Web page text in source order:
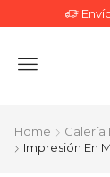
Menu
Home
Galería
Impresión En